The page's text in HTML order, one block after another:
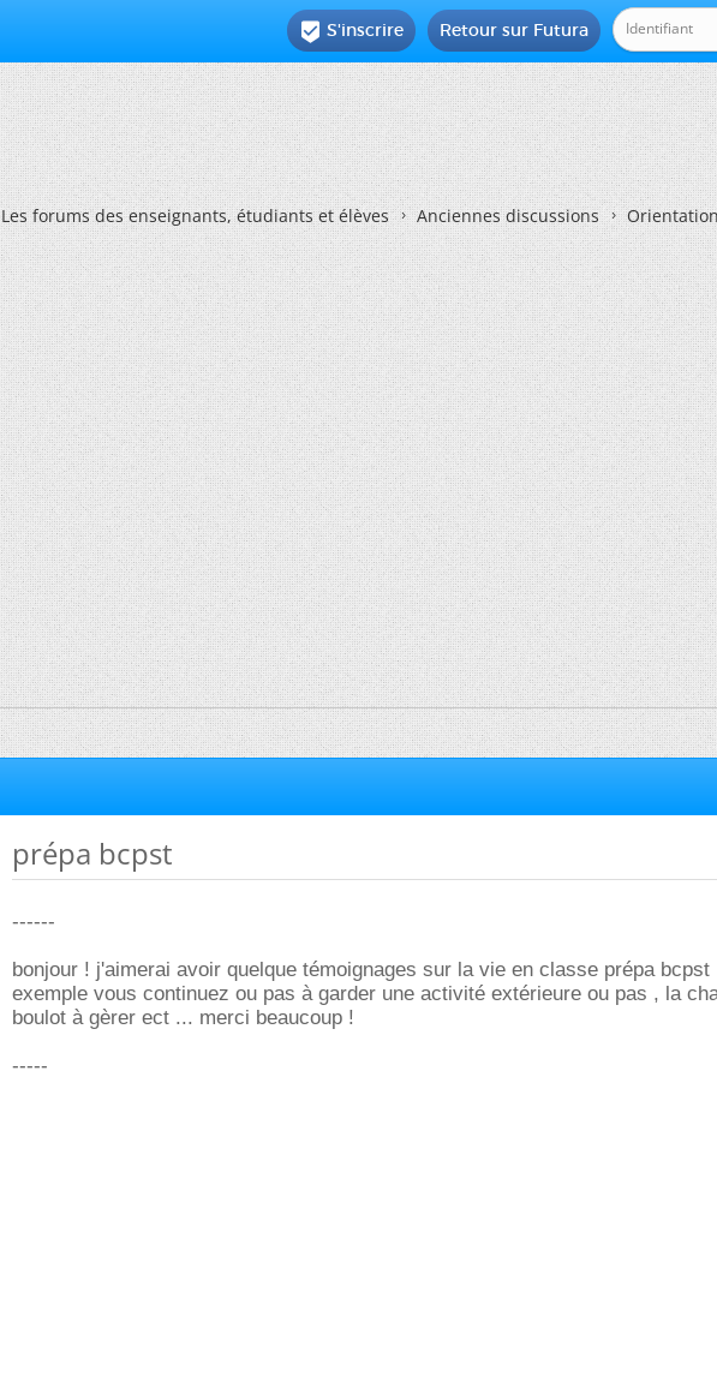
Retour sur Futura
 S'inscrire
Les forums des enseignants, étudiants et élèves Anciennes discussions
prépa bcpst
------
bonjour ! j'aimerai avoir quelque témoignages sur la vie en classe prépa bcpst
exemple vous continuez ou pas à garder une activité extérieure ou pas , la
boulot à gèrer ect ... merci beaucoup !
-----